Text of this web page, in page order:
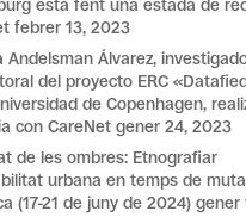
està fent una estada de
febrer 13, 2023
Andelsman Álvarez,
del proyecto ERC
de Copenhagen,
con CareNet gener 24, 2023
de les ombres: Etnografiar
urbana en temps de
(17-21 de juny de 2024) gener